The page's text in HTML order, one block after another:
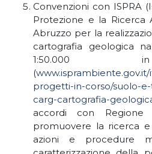
Convenzioni con ISPRA
Protezione e la Ricerca
Abruzzo per la
cartografia geologica
1:50.000
(
progetti-in-corso/suolo-
carg-cartografia-
accordi con Regione
promuovere la ricerca
azioni e procedure